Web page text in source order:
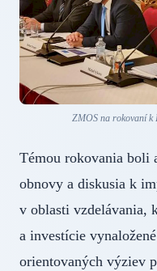
ZMOS na rokovaní k
Témou rokovania boli
obnovy a diskusia k
v oblasti vzdelávania,
a investície
orientovaných výziev